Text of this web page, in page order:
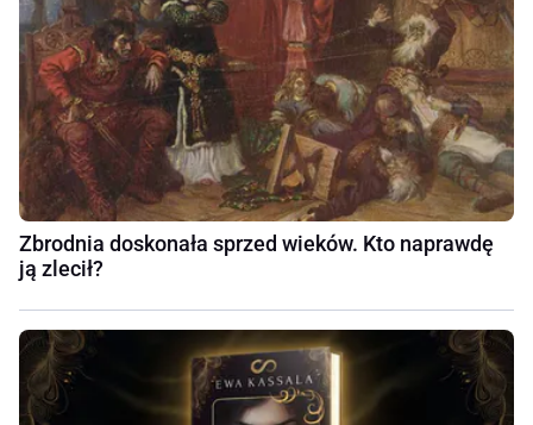
Zbrodnia doskonała sprzed wieków. Kto naprawdę
ją zlecił?